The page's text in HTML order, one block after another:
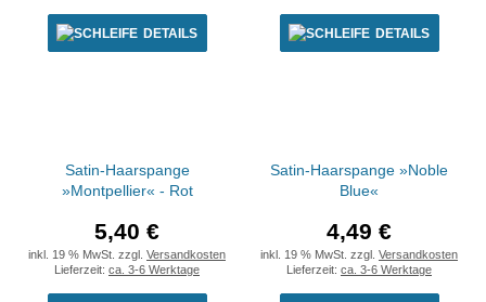
DETAILS DETAILS
Satin-Haarspange
»Montpellier« - Rot
5,40 €
inkl. 19 % MwSt. zzgl. Versandkosten
Lieferzeit: ca. 3-6 Werktage
Satin-Haarspange »Noble
Blue«
4,49 €
inkl. 19 % MwSt. zzgl. Versandkosten
Lieferzeit: ca. 3-6 Werktage